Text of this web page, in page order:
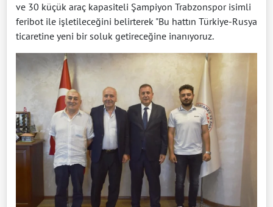
ve 30 küçük araç kapasiteli Şampiyon Trabzonspor isimli
feribot ile işletileceğini belirterek "Bu hattın Türkiye-Rusya
ticaretine yeni bir soluk getireceğine inanıyoruz.